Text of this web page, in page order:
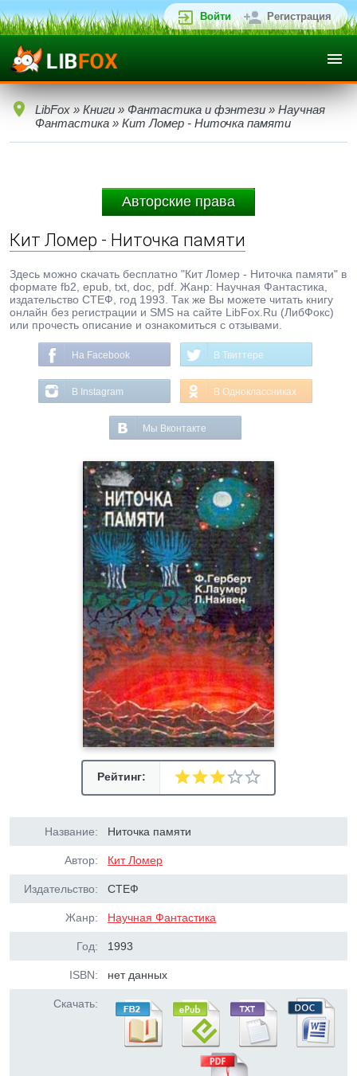
Войти Регистрация
LibFox » Книги » Фантастика и фэнтези » Научная
Фантастика » Кит Ломер - Ниточка памяти
Авторские права
Кит Ломер - Ниточка памяти
Здесь можно скачать бесплатно "Кит Ломер - Ниточка памяти" в
формате fb2, epub, txt, doc, pdf. Жанр: Научная Фантастика,
издательство СТЕФ, год 1993. Так же Вы можете читать книгу
онлайн без регистрации и SMS на сайте LibFox.Ru (ЛибФокс)
или прочесть описание и ознакомиться с отзывами.
На Facebook В Твиттере
В Instagram В Одноклассниках
Мы Вконтакте
Рейтинг:
Название: Ниточка памяти
Автор: Кит Ломер
Издательство: СТЕФ
Жанр: Научная Фантастика
Год: 1993
ISBN: нет данных
Скачать: